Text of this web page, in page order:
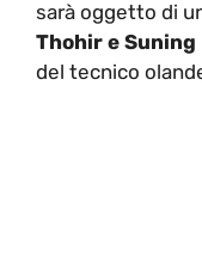
sarà oggetto di
Thohir e Suning
del tecnico